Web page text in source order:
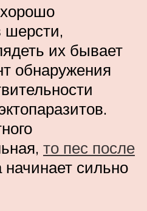
шерсти,
их бывает
обнаружения
то пес после
начинает сильно